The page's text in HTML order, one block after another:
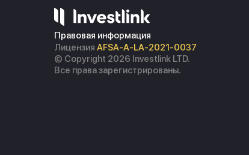
Правовая информация
Лицензия AFSA-A-LA-2021-0037
© Copyright 2026 Investlink LTD.
Все права зарегистрированы.